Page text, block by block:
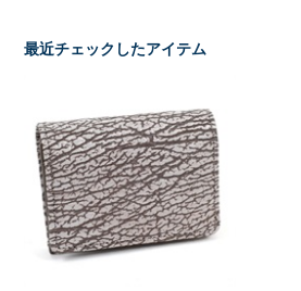
最近チェックしたアイテム